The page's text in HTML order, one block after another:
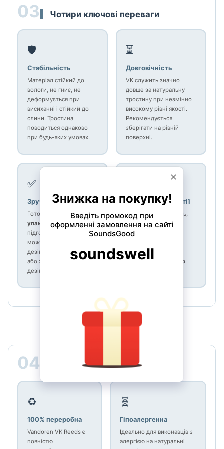
03 Чотири ключові переваги
🛡️
Стабільність
Матеріал стійкий до
вологи, не гниє, не
деформується при
висиханні і стійкий до
слини. Тростина
поводиться однаково
при будь-яких умовах.
⏳
Довговічність
VK служить значно
довше за натуральну
тростину при незмінно
високому рівні якості.
Рекомендується
зберігати на рівній
поверхні.
✅
Зручність
Готова
одразу з
упаковки, без
підготовки. Матеріал
можна мити і
дезінфікувати спиртом
або харчово-безпечним
дезінфектантом.
Стабільність партії
Стабільна жорсткість,
звук, артикуляція,
проекція і стійкість
тростини однієї
жорсткості —
строго
▸ ▸ ▸
04 Безпека і екологія
♻️
100% переробна
Vandoren VK Reeds є
повністю
🧬
Гіпоалергенна
Ідеально для виконавців з
алергією на натуральні